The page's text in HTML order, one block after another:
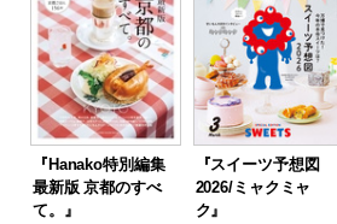
『Hanako特別編集
最新版 京都のすべ
て。』
『スイーツ予想図
2026/ミャクミャ
ク』